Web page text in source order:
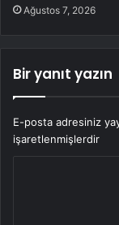
Ağustos 7, 2026
Bir yanıt yazın
E-posta adresiniz
işaretlenmişlerdir